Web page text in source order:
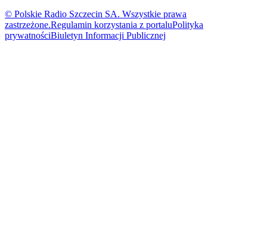
© Polskie Radio Szczecin SA. Wszystkie prawa
zastrzeżone.Regulamin korzystania z portaluPolityka
prywatnościBiuletyn Informacji Publicznej